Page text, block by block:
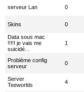
serveur Lan 0
Skins 0
Data sous mac
!!!!! je vais me
suicidé...
1
Problème config
serveur
0
Server
Teeworlds
4